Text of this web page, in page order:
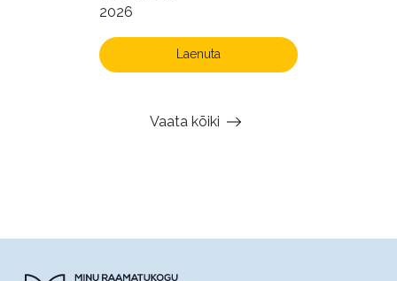
2026
Laenuta
Vaata kõiki